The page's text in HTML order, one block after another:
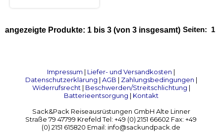
Seiten: 1
angezeigte Produkte: 1 bis 3 (von 3 insgesamt)
Impressum | Liefer- und Versandkosten |
Datenschutzerklärung | AGB | Zahlungsbedingungen |
Widerrufsrecht | Beschwerden/Streitschlichtung |
Batterieentsorgung | Kontakt
Sack&Pack Reiseausrüstungen GmbH Alte Linner
Straße 79 47799 Krefeld Tel: +49 (0) 2151 66602 Fax: +49
(0) 2151 615820 Email: info@sackundpack.de